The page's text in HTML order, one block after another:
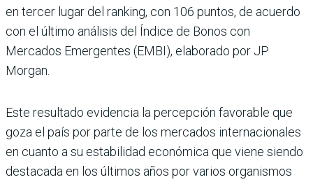
en ter­cer lugar del ranking, con 106 puntos, de acuerdo
con el último análisis del Índice de Bonos con
Mercados Emer­gentes (EMBI), elaborado por JP
Morgan.
Este resultado evidencia la percepción favorable que
goza el país por parte de los mercados internacionales
en cuanto a su estabilidad económica que viene siendo
destacada en los últimos años por varios organismos